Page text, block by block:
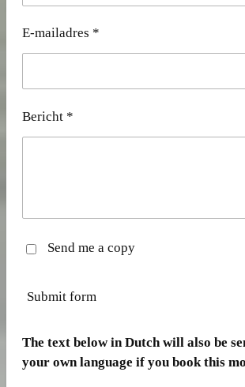
E-mailadres *
Bericht *
Send me a copy
Submit form
The text below in Dutch will also be
your own language if you book this